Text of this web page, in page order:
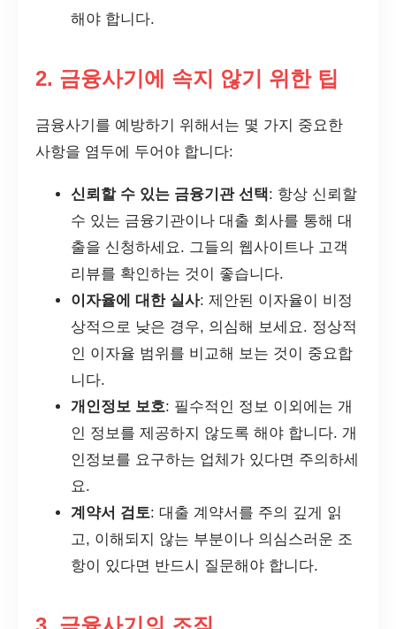
해야 합니다.
2. 금융사기에 속지 않기 위한 팁
금융사기를 예방하기 위해서는 몇 가지 중요한
사항을 염두에 두어야 합니다:
신뢰할 수 있는 금융기관 선택: 항상 신뢰할
수 있는 금융기관이나 대출 회사를 통해 대
출을 신청하세요. 그들의 웹사이트나 고객
리뷰를 확인하는 것이 좋습니다.
이자율에 대한 실사: 제안된 이자율이 비정
상적으로 낮은 경우, 의심해 보세요. 정상적
인 이자율 범위를 비교해 보는 것이 중요합
니다.
개인정보 보호: 필수적인 정보 이외에는 개
인 정보를 제공하지 않도록 해야 합니다. 개
인정보를 요구하는 업체가 있다면 주의하세
요.
계약서 검토: 대출 계약서를 주의 깊게 읽
고, 이해되지 않는 부분이나 의심스러운 조
항이 있다면 반드시 질문해야 합니다.